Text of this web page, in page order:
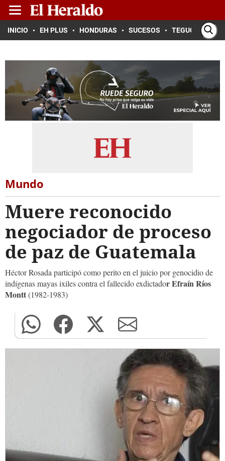
INICIO EH PLUS HONDURAS SUCESOS TEGUCIGALPA
Mundo
Muere reconocido
negociador de proceso
de paz de Guatemala
Héctor Rosada participó como perito en el juicio por genocidio de
indígenas mayas ixiles contra el fallecido exdictador Efraín Ríos
Montt(1982-1983)